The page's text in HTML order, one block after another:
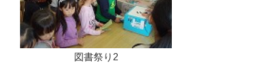
図書祭り2